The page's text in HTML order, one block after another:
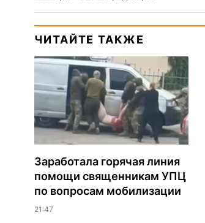
ЧИТАЙТЕ ТАКЖЕ
Заработала горячая линия
помощи священникам УПЦ
по вопросам мобилизации
21:47